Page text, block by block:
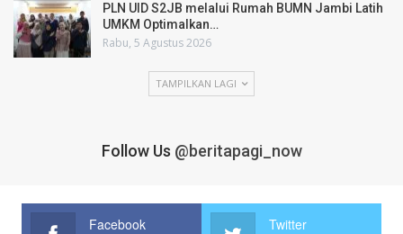
PLN UID S2JB melalui Rumah BUMN Jambi Latih
UMKM Optimalkan…
Rabu, 5 Agustus 2026
TAMPILKAN LAGI
Follow Us @beritapagi_now
Facebook Twitter